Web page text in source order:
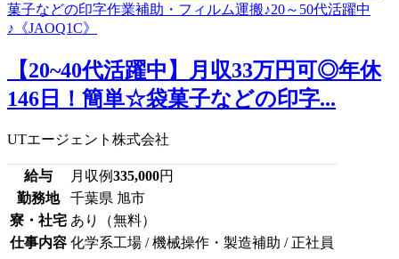
【20~40代活躍中】月収33万円可◎年休
146日！簡単☆袋菓子などの印字...
UTエージェント株式会社
給与 月収例335,000円
勤務地
千葉県 旭市
寮・社宅 あり（無料）
仕事内容 化学系工場 / 機械操作・製造補助 / 正社員